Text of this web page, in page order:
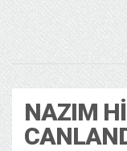
NAZIM